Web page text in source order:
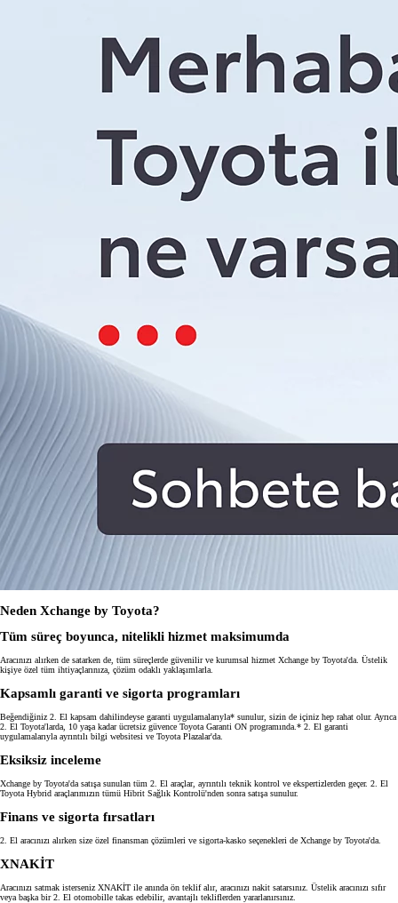
Neden Xchange by Toyota?
Tüm süreç boyunca, nitelikli hizmet maksimumda
Aracınızı alırken de satarken de, tüm süreçlerde güvenilir ve kurumsal hizmet Xchange by Toyota'da. Üstelik
kişiye özel tüm ihtiyaçlarınıza, çözüm odaklı yaklaşımlarla.
Kapsamlı garanti ve sigorta programları
Beğendiğiniz 2. El kapsam dahilindeyse garanti uygulamalarıyla* sunulur, sizin de içiniz hep rahat olur. Ayrıca
2. El Toyota'larda, 10 yaşa kadar ücretsiz güvence Toyota Garanti ON programında.* 2. El garanti
uygulamalarıyla ayrıntılı bilgi websitesi ve Toyota Plazalar'da.
Eksiksiz inceleme
Xchange by Toyota'da satışa sunulan tüm 2. El araçlar, ayrıntılı teknik kontrol ve ekspertizlerden geçer. 2. El
Toyota Hybrid araçlarımızın tümü Hibrit Sağlık Kontrolü'nden sonra satışa sunulur.
Finans ve sigorta fırsatları
2. El aracınızı alırken size özel finansman çözümleri ve sigorta-kasko seçenekleri de Xchange by Toyota'da.
XNAKİT
Aracınızı satmak isterseniz XNAKİT ile anında ön teklif alır, aracınızı nakit satarsınız. Üstelik aracınızı sıfır
veya başka bir 2. El otomobille takas edebilir, avantajlı tekliflerden yararlanırsınız.